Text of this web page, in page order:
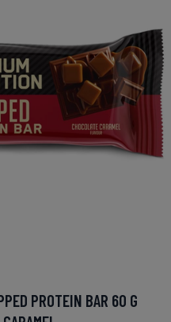
PROTEIN BAR 60 G